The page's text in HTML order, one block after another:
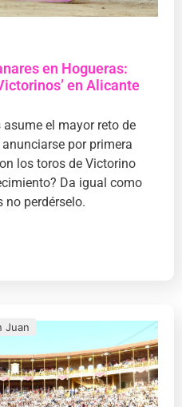
en Hogueras:
en Alicante
el mayor reto de
por primera
los toros de Victorino
Da igual como
no perdérselo.
Juan